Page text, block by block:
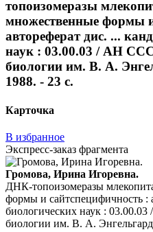
топоизомеразы
множественные формы
автореферат дис. ...
наук : 03.00.03 / АН
биологии им. В. А.
1988. - 23 с.
Карточка
В избранное
Экспресс-заказ фрагмента
Громова, Ирина Игоревна.
ДНК-топоизомеразы
формы и сайтспецифичность :
биологических наук :
биологии им. В. А.